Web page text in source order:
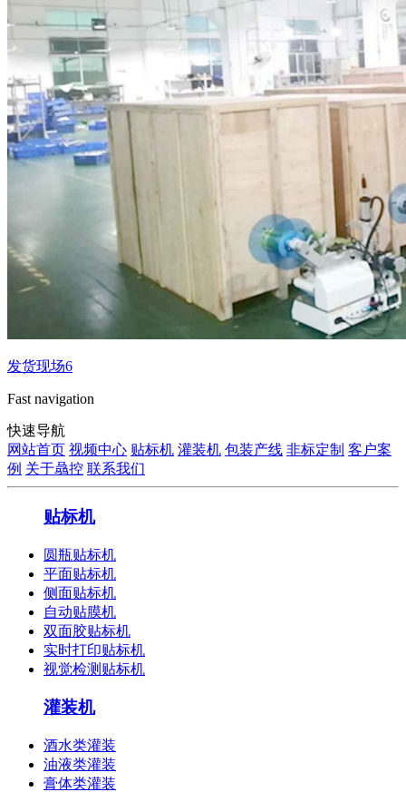
发货现场6
Fast navigation
快速导航
网站首页 视频中心 贴标机 灌装机 包装产线 非标定制 客户案
例 关于骉控 联系我们
贴标机
圆瓶贴标机
平面贴标机
侧面贴标机
自动贴膜机
双面胶贴标机
实时打印贴标机
视觉检测贴标机
灌装机
酒水类灌装
油液类灌装
膏体类灌装